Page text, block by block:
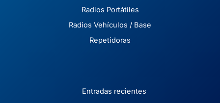
Radios Portátiles
Radios Vehículos / Base
Repetidoras
Entradas recientes